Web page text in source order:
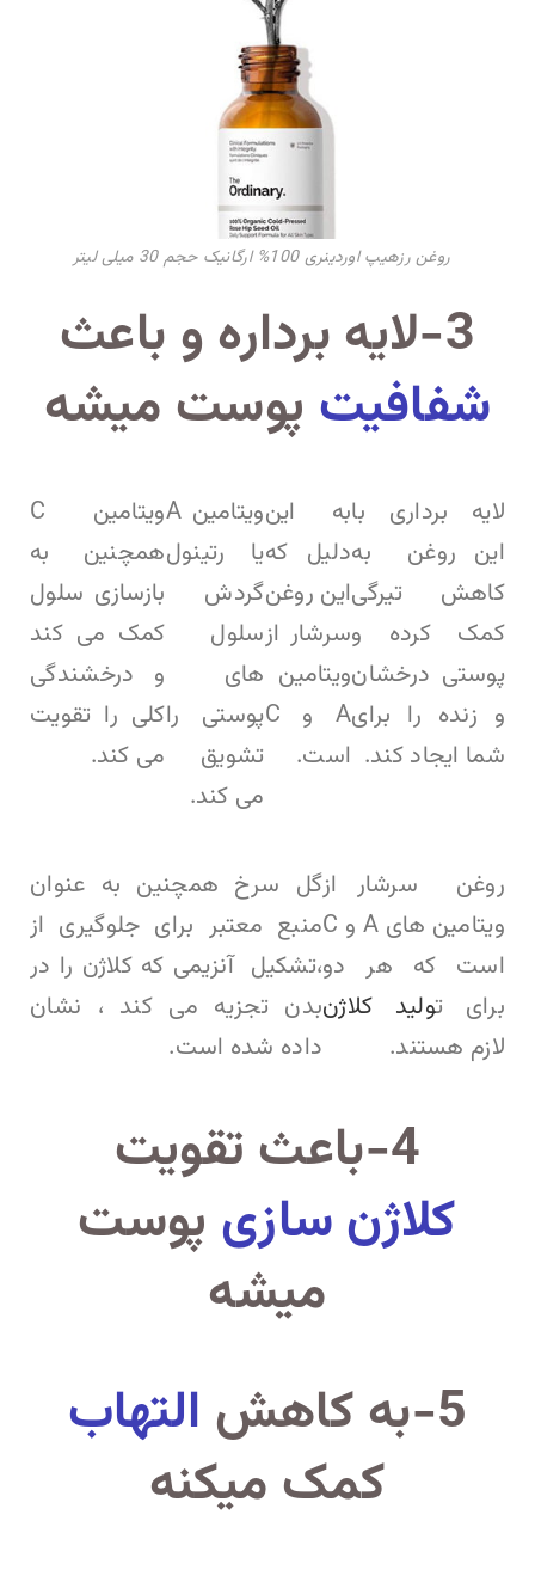
روغن رزهیپ اوردینری 100% ارگانیک حجم 30 میلی لیتر
3-لایه برداره و باعث
شفافیت پوست میشه
لایه برداری با
این روغن به
کاهش تیرگی
کمک کرده و
پوستی درخشان
و زنده را برای
شما ایجاد کند.
به این
دلیل که
این روغن
سرشار از
ویتامین
A و C
است.
ویتامین A
یا رتینول
گردش
سلول
های
پوستی را
تشویق
می کند.
ویتامین C
همچنین به
بازسازی سلول
کمک می کند
و درخشندگی
کلی را تقویت
می کند.
روغن سرشار از
ویتامین های A و C
است که هر دو
برای تولید کلاژن
لازم هستند.
گل سرخ همچنین به عنوان
منبع معتبر برای جلوگیری از
،تشکیل آنزیمی که کلاژن را در
بدن تجزیه می کند ، نشان
داده شده است.
4-باعث تقویت
کلاژن سازی پوست
میشه
5-به کاهش
التهاب
کمک میکنه